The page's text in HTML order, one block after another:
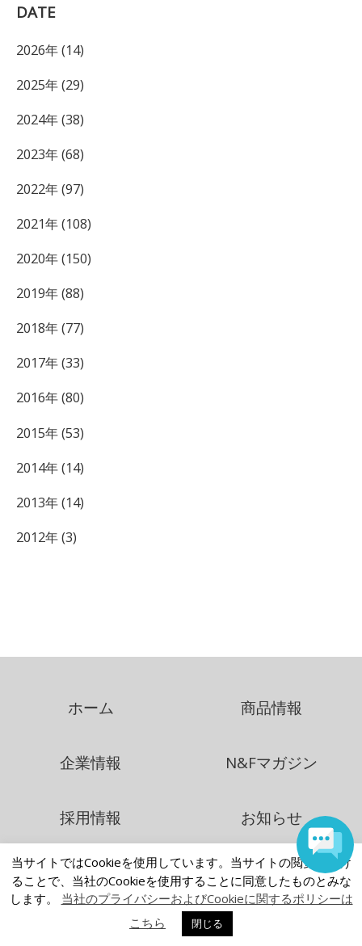
DATE
2026年 (14)
2025年 (29)
2024年 (38)
2023年 (68)
2022年 (97)
2021年 (108)
2020年 (150)
2019年 (88)
2018年 (77)
2017年 (33)
2016年 (80)
2015年 (53)
2014年 (14)
2013年 (14)
2012年 (3)
ホーム 商品情報
企業情報 N&Fマガジン
採用情報 お知らせ
お問い合わせ
当サイトではCookieを使用しています。当サイトの閲覧を続け
ることで、当社のCookieを使用することに同意したものとみな
します。 当社のプライバシーおよびCookieに関するポリシーは
こちら
閉じる